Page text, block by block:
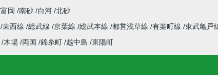
富岡 南砂 白河 北砂
東西線 総武線 京葉線 総武本線 都営浅草線 有楽町線 東武亀戸
木場 両国 錦糸町 越中島 東陽町